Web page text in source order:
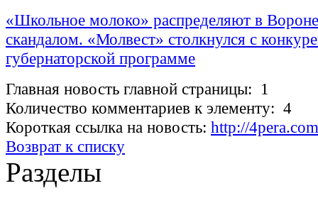
«Школьное молоко» распределяют в
скандалом. «Молвест» столкнулся с
губернаторской программе
Главная новость главной страницы: 1
Количество комментариев к элементу: 4
Короткая ссылка на новость: http://
Возврат к списку
Разделы